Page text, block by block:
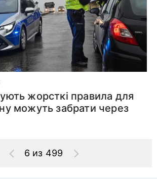
жорсткі правила для
можуть забрати через
6 из 499